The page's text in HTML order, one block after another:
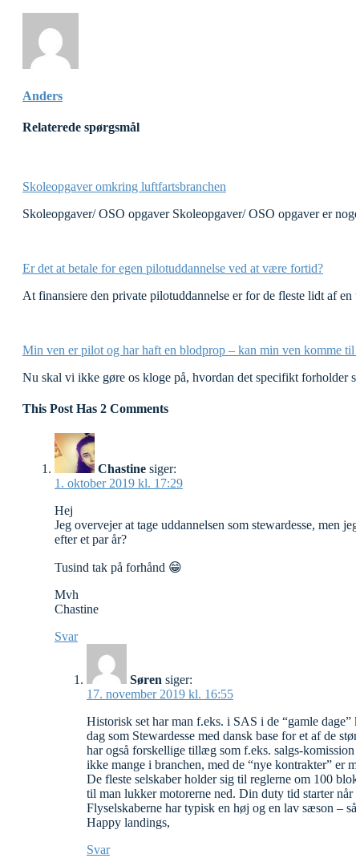
Anders
Relaterede spørgsmål
Skoleopgaver omkring luftfartsbranchen
Skoleopgaver/ OSO opgaver Skoleopgaver/ OSO opgaver er
Er det at betale for egen pilotuddannelse ved at være fortid?
At finansiere den private pilotuddannelse er for de fleste lidt af
Min ven er pilot og har haft en blodprop – kan min ven komme
Nu skal vi ikke gøre os kloge på, hvordan det specifikt
This Post Has 2 Comments
Chastine siger:
1. oktober 2019 kl. 17:29
Hej
Jeg overvejer at tage uddannelsen som stewardesse, men
efter et par år?
Tusind tak på forhånd 😁
Mvh
Chastine
Svar
Søren siger:
17. november 2019 kl. 16:55
Historisk set har man f.eks. i SAS i de “gamle
dag som Stewardesse med dansk base for et af de
har også forskellige tillæg som f.eks. salgs-
ikke mange i branchen, med de “nye kontrakter” er
De fleste selskaber holder sig til reglerne om 100
til man lukker motorerne ned. Din duty tid starter
Flyselskaberne har typisk en høj og en lav sæson –
Happy landings,
Svar